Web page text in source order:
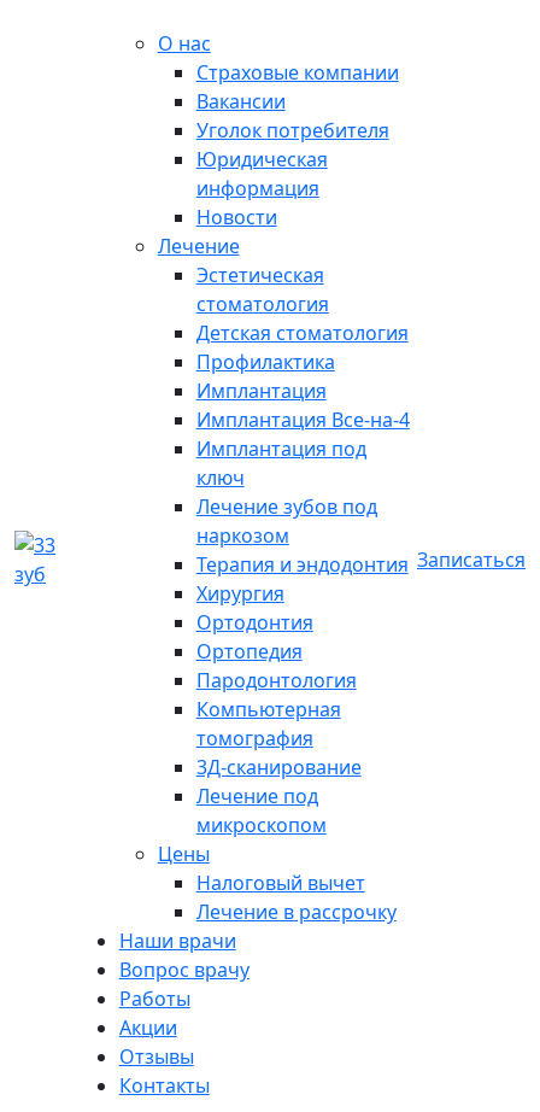
О нас
Страховые компании
Вакансии
Уголок потребителя
Юридическая
информация
Новости
Лечение
Эстетическая
стоматология
Детская стоматология
Профилактика
Имплантация
Имплантация Все-на-4
Имплантация под
ключ
Лечение зубов под
наркозом
Терапия и эндодонтия
Хирургия
Ортодонтия
Ортопедия
Пародонтология
Компьютерная
томография
3Д-сканирование
Лечение под
микроскопом
Цены
Налоговый вычет
Лечение в рассрочку
Наши врачи
Вопрос врачу
Работы
Акции
Отзывы
Контакты
Записаться